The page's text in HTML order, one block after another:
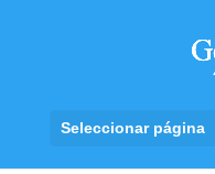
Seleccionar página